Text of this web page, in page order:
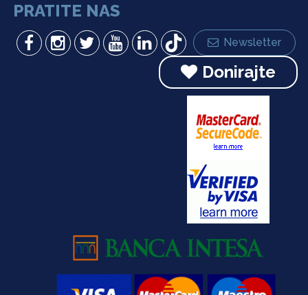
PRATITE NAS
Newsletter
Donirajte